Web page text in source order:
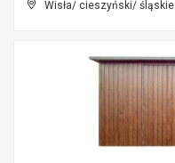
Wisła/ cieszyński/ śląskie